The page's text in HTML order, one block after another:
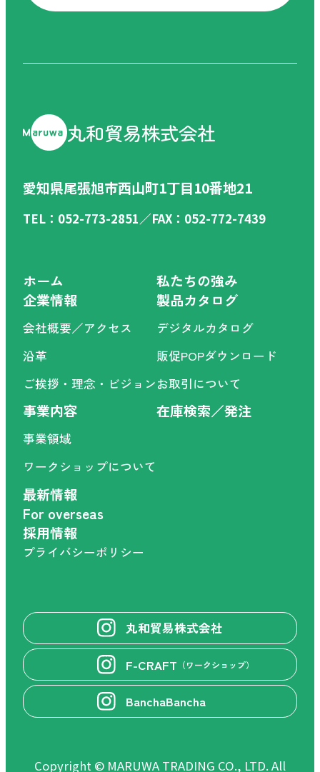
丸和貿易株式会社
愛知県尾張旭市西山町1丁目10番地21
TEL：052-773-2851／FAX：052-772-7439
ホーム
企業情報
会社概要／アクセス
沿革
ご挨拶・理念・ビジョン
事業内容
事業領域
ワークショップについて
私たちの強み
製品カタログ
デジタルカタログ
販促POPダウンロード
お取引について
在庫検索／発注
最新情報
For overseas
採用情報
プライバシーポリシー
丸和貿易株式会社
F-CRAFT （ワークショップ）
BanchaBancha
Copyright © MARUWA TRADING CO., LTD. All